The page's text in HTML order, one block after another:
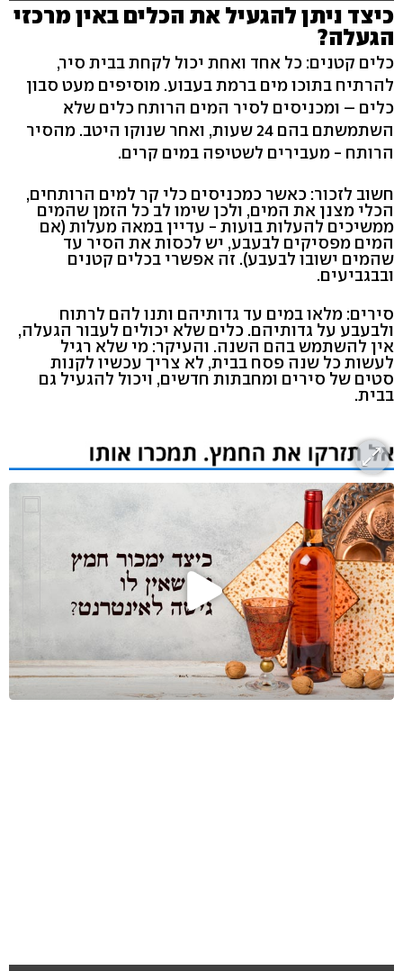
כיצד ניתן להגעיל את הכלים באין מרכזי
הגעלה?
כלים קטנים: כל אחד ואחת יכול לקחת בבית סיר,
להרתיח בתוכו מים ברמת בעבוע. מוסיפים מעט סבון
כלים – ומכניסים לסיר המים הרותח כלים שלא
השתמשתם בהם 24 שעות, ואחר שנוקו היטב. מהסיר
הרותח - מעבירים לשטיפה במים קרים.
חשוב לזכור: כאשר כמכניסים כלי קר למים הרותחים,
הכלי מצנן את המים, ולכן שימו לב כל הזמן שהמים
ממשיכים להעלות בועות - עדיין במאה מעלות (אם
המים מפסיקים לבעבע, יש לכסות את הסיר עד
שהמים ישובו לבעבע). זה אפשרי בכלים קטנים
ובבגביעים.
סירים: מלאו במים עד גדותיהם ותנו להם לרתוח
ולבעבע על גדותיהם. כלים שלא יכולים לעבור הגעלה,
אין להשתמש בהם השנה. והעיקר: מי שלא רגיל
לעשות כל שנה פסח בבית, לא צריך עכשיו לקנות
סטים של סירים ומחבתות חדשים, ויכול להגעיל גם
בבית.